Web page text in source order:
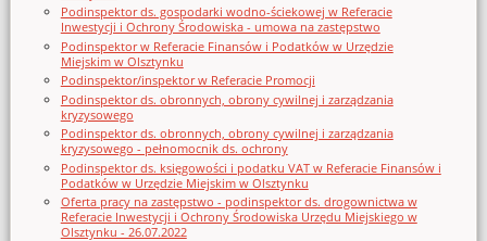
Podinspektor ds. gospodarki wodno-ściekowej w Referacie
Inwestycji i Ochrony Środowiska - umowa na zastępstwo
Podinspektor w Referacie Finansów i Podatków w Urzędzie
Miejskim w Olsztynku
Podinspektor/inspektor w Referacie Promocji
Podinspektor ds. obronnych, obrony cywilnej i zarządzania
kryzysowego
Podinspektor ds. obronnych, obrony cywilnej i zarządzania
kryzysowego - pełnomocnik ds. ochrony
Podinspektor ds. księgowości i podatku VAT w Referacie Finansów i
Podatków w Urzędzie Miejskim w Olsztynku
Oferta pracy na zastępstwo - podinspektor ds. drogownictwa w
Referacie Inwestycji i Ochrony Środowiska Urzędu Miejskiego w
Olsztynku - 26.07.2022